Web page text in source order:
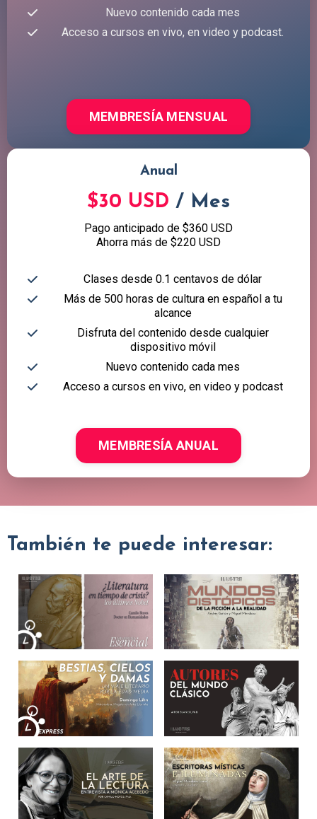
Nuevo contenido cada mes
Acceso a cursos en vivo, en video y podcast.
MEMBRESÍA MENSUAL
Anual
$30 USD / Mes
Pago anticipado de $360 USD
Ahorra más de $220 USD
Clases desde 0.1 centavos de dólar
Más de 500 horas de cultura en español a tu
alcance
Disfruta del contenido desde cualquier
dispositivo móvil
Nuevo contenido cada mes
Acceso a cursos en vivo, en video y podcast
MEMBRESÍA ANUAL
También te puede interesar: